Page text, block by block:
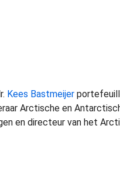
Kees Bastmeijer
Arctische en
en directeur van het